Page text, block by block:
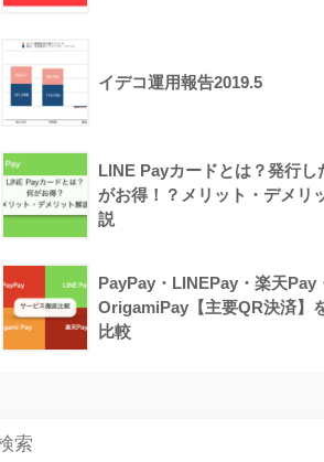
イデコ運用報告2019.5
LINE Payカードとは？発行し
がお得！？メリット・デメリ
説
PayPay・LINEPay・楽天Pay
OrigamiPay【主要QR決済】
比較